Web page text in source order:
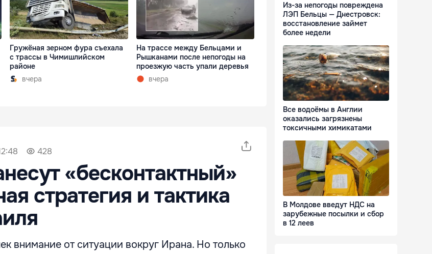
Гружёная зерном фура съехала
с трассы в Чимишлийском
районе
вчера
На трассе между Бельцами и
Рышканами после непогоды на
проезжую часть упали деревья
вчера
428
«бесконтактный»
стратегия и тактика
внимание от ситуации вокруг Ирана. Но только
Из-за непогоды повреждена
ЛЭП Бельцы — Днестровск:
восстановление займет
более недели
Все водоёмы в Англии
оказались загрязнены
токсичными химикатами
В Молдове введут НДС на
зарубежные посылки и сбор
в 12 леев